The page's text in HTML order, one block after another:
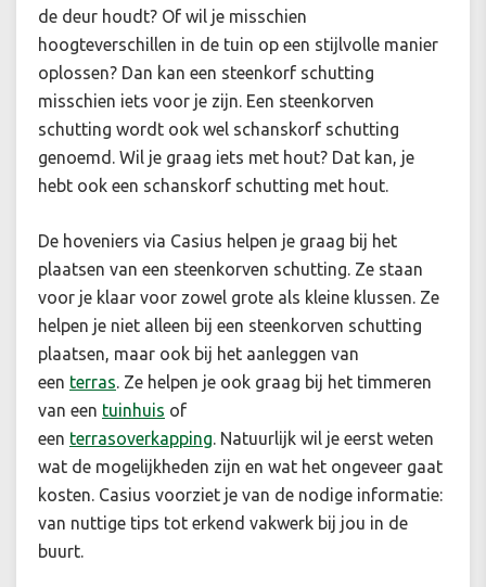
de deur houdt? Of wil je misschien
hoogteverschillen in de tuin op een stijlvolle manier
oplossen? Dan kan een steenkorf schutting
misschien iets voor je zijn. Een steenkorven
schutting wordt ook wel schanskorf schutting
genoemd. Wil je graag iets met hout? Dat kan, je
hebt ook een schanskorf schutting met hout.
De hoveniers via Casius helpen je graag bij het
plaatsen van een steenkorven schutting. Ze staan
voor je klaar voor zowel grote als kleine klussen. Ze
helpen je niet alleen bij een steenkorven schutting
plaatsen, maar ook bij het aanleggen van
een terras. Ze helpen je ook graag bij het timmeren
van een tuinhuis of
een terrasoverkapping. Natuurlijk wil je eerst weten
wat de mogelijkheden zijn en wat het ongeveer gaat
kosten. Casius voorziet je van de nodige informatie:
van nuttige tips tot erkend vakwerk bij jou in de
buurt.